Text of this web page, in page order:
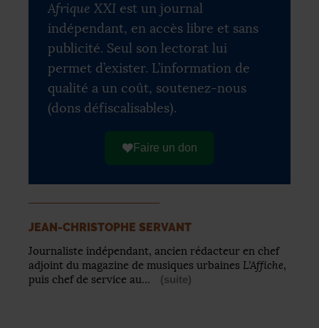
Afrique XXI est un journal
indépendant, en accès libre et sans
publicité. Seul son lectorat lui
permet d’exister. L’information de
qualité a un coût, soutenez-nous
(dons défiscalisables).
Faire un don
JEAN-CHRISTOPHE SERVANT
Journaliste indépendant, ancien rédacteur en chef
adjoint du magazine de musiques urbaines L’Affiche,
puis chef de service au…
(suite)